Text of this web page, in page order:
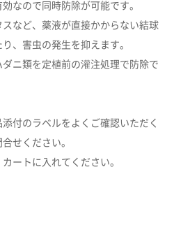
なので同時防除が可能です。
など、薬液が直接かからない結球
、害虫の発生を抑えます。
ニ類を定植前の灌注処理で防除で
付のラベルをよくご確認いただく
せください。
ートに入れてください。